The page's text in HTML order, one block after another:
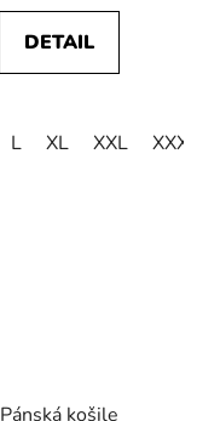
DETAIL
L XL XXL
Pánská košile